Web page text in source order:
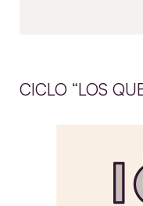
CICLO “LOS